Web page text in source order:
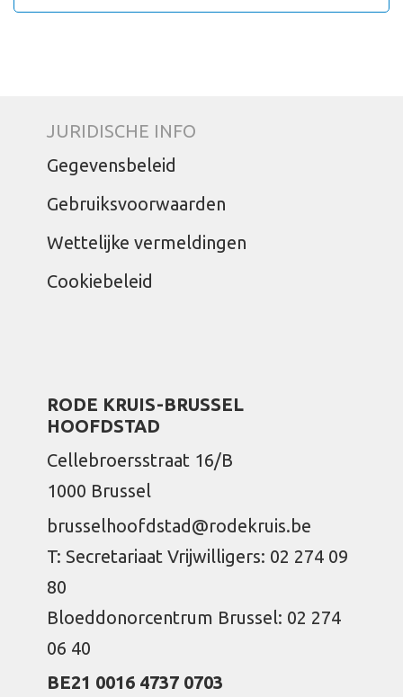
JURIDISCHE INFO
Gegevensbeleid
Gebruiksvoorwaarden
Wettelijke vermeldingen
Cookiebeleid
RODE KRUIS-BRUSSEL
HOOFDSTAD
Cellebroersstraat 16/B
1000 Brussel
brusselhoofdstad@rodekruis.be
T: Secretariaat Vrijwilligers: 02 274 09
80
Bloeddonorcentrum Brussel: 02 274
06 40
BE21 0016 4737 0703